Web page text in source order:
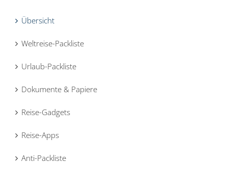
Übersicht
Weltreise-Packliste
Urlaub-Packliste
Dokumente & Papiere
Reise-Gadgets
Reise-Apps
Anti-Packliste